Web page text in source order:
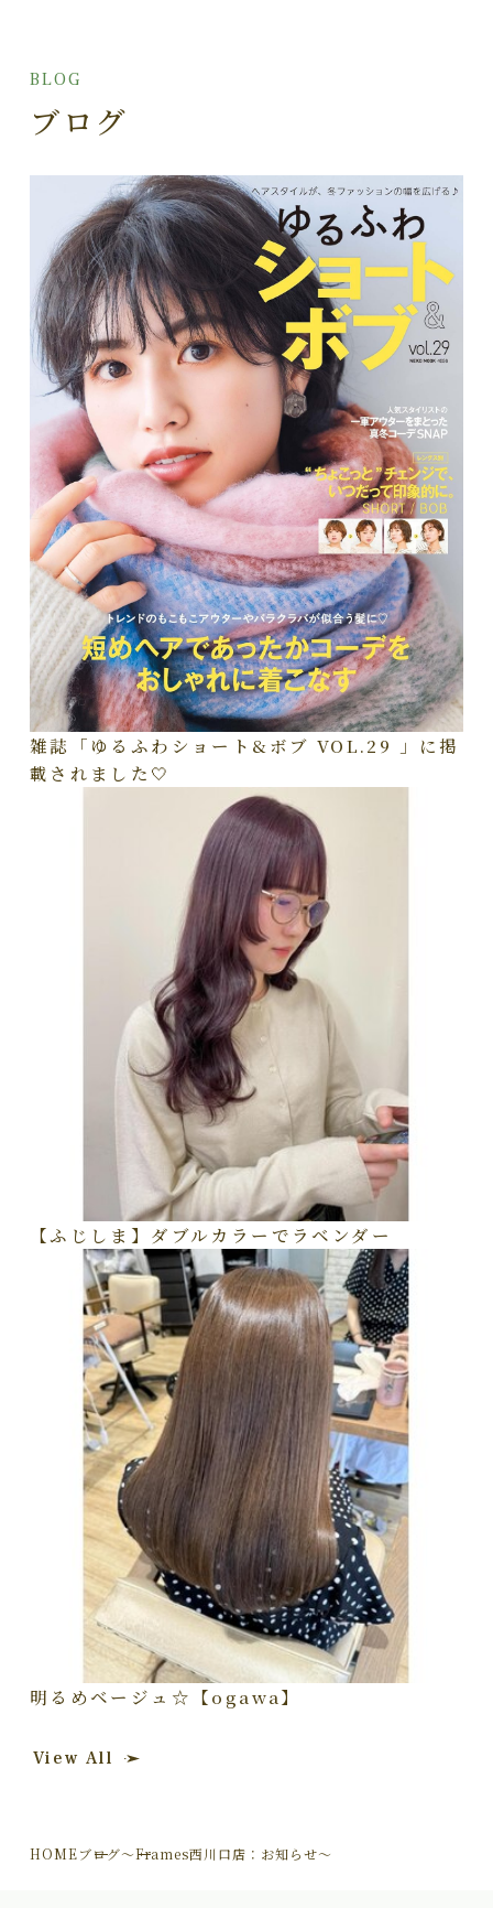
BLOG
ブログ
雑誌「ゆるふわショート&ボブ VOL.29 」に掲
載されました🤍
【ふじしま】ダブルカラーでラベンダー
明るめベージュ☆【ogawa】
View All
HOMEブログ～Frames西川口店：お知らせ～